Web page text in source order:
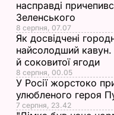
насправді
Зеленського
8 серпня, 07.07
Як досвідчені
найсолодший кавун.
й соковитої ягоди
8 серпня, 00.05
У Росії жорстоко
улюбленого героя
7 серпня, 23.42